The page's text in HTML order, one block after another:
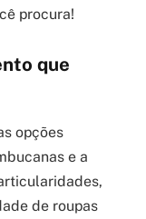
procura!
que
opções
e a
de roupas